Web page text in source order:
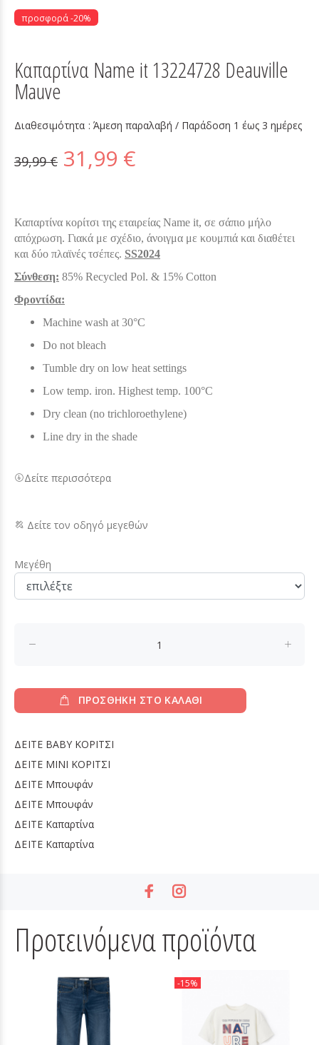
προσφορά -20%
Καπαρτίνα Name it 13224728 Deauville
Mauve
Διαθεσιμότητα :Άμεση παραλαβή / Παράδoση 1 έως 3 ημέρες
39,99 € 31,99 €
Καπαρτίνα κορίτσι της εταιρείας Name it, σε σάπιο μήλο
απόχρωση. Γιακά με σχέδιο, άνοιγμα με κουμπιά και διαθέτει
και δύο πλαϊνές τσέπες. SS2024
Σύνθεση: 85% Recycled Pol. & 15% Cotton
Φροντίδα:
Machine wash at 30°C
Do not bleach
Tumble dry on low heat settings
Low temp. iron. Highest temp. 100°C
Dry clean (no trichloroethylene)
Line dry in the shade
Δείτε περισσότερα
Δείτε τον οδηγό μεγεθών
Μεγέθη
ΠΡΟΣΘΗΚΗ ΣΤΟ ΚΑΛΑΘΙ
ΔΕΙΤΕ BABY ΚΟΡΙΤΣΙ
ΔΕΙΤΕ MINI ΚΟΡΙΤΣΙ
ΔΕΙΤΕ Μπουφάν
ΔΕΙΤΕ Μπουφάν
ΔΕΙΤΕ Καπαρτίνα
ΔΕΙΤΕ Καπαρτίνα
Προτεινόμενα προϊόντα
-15%